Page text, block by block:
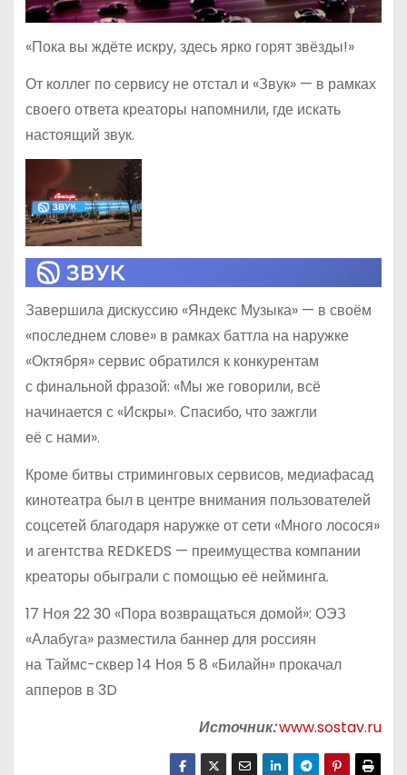
«Пока вы ждёте искру, здесь ярко горят звёзды!»
От коллег по сервису не отстал и «Звук» — в рамках
своего ответа креаторы напомнили, где искать
настоящий звук.
Завершила дискуссию «Яндекс Музыка» — в своём
«последнем слове» в рамках баттла на наружке
«Октября» сервис обратился к конкурентам
с финальной фразой: «Мы же говорили, всё
начинается с «Искры». Спасибо, что зажгли
её с нами».
Кроме битвы стриминговых сервисов, медиафасад
кинотеатра был в центре внимания пользователей
соцсетей благодаря наружке от сети «Много лосося»
и агентства REDKEDS — преимущества компании
креаторы обыграли с помощью её нейминга.
17 Ноя 22 30 «Пора возвращаться домой»: ОЭЗ
«Алабуга» разместила баннер для россиян
на Таймс-сквер 14 Ноя 5 8 «Билайн» прокачал
апперов в 3D
Источник:www.sostav.ru